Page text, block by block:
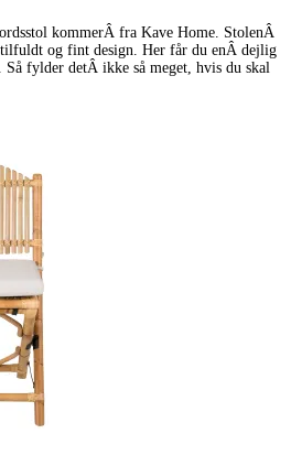
kommerÂ fra Kave Home. StolenÂ
og fint design. Her får du enÂ dejlig
Så fylder detÂ ikke så meget, hvis du skal